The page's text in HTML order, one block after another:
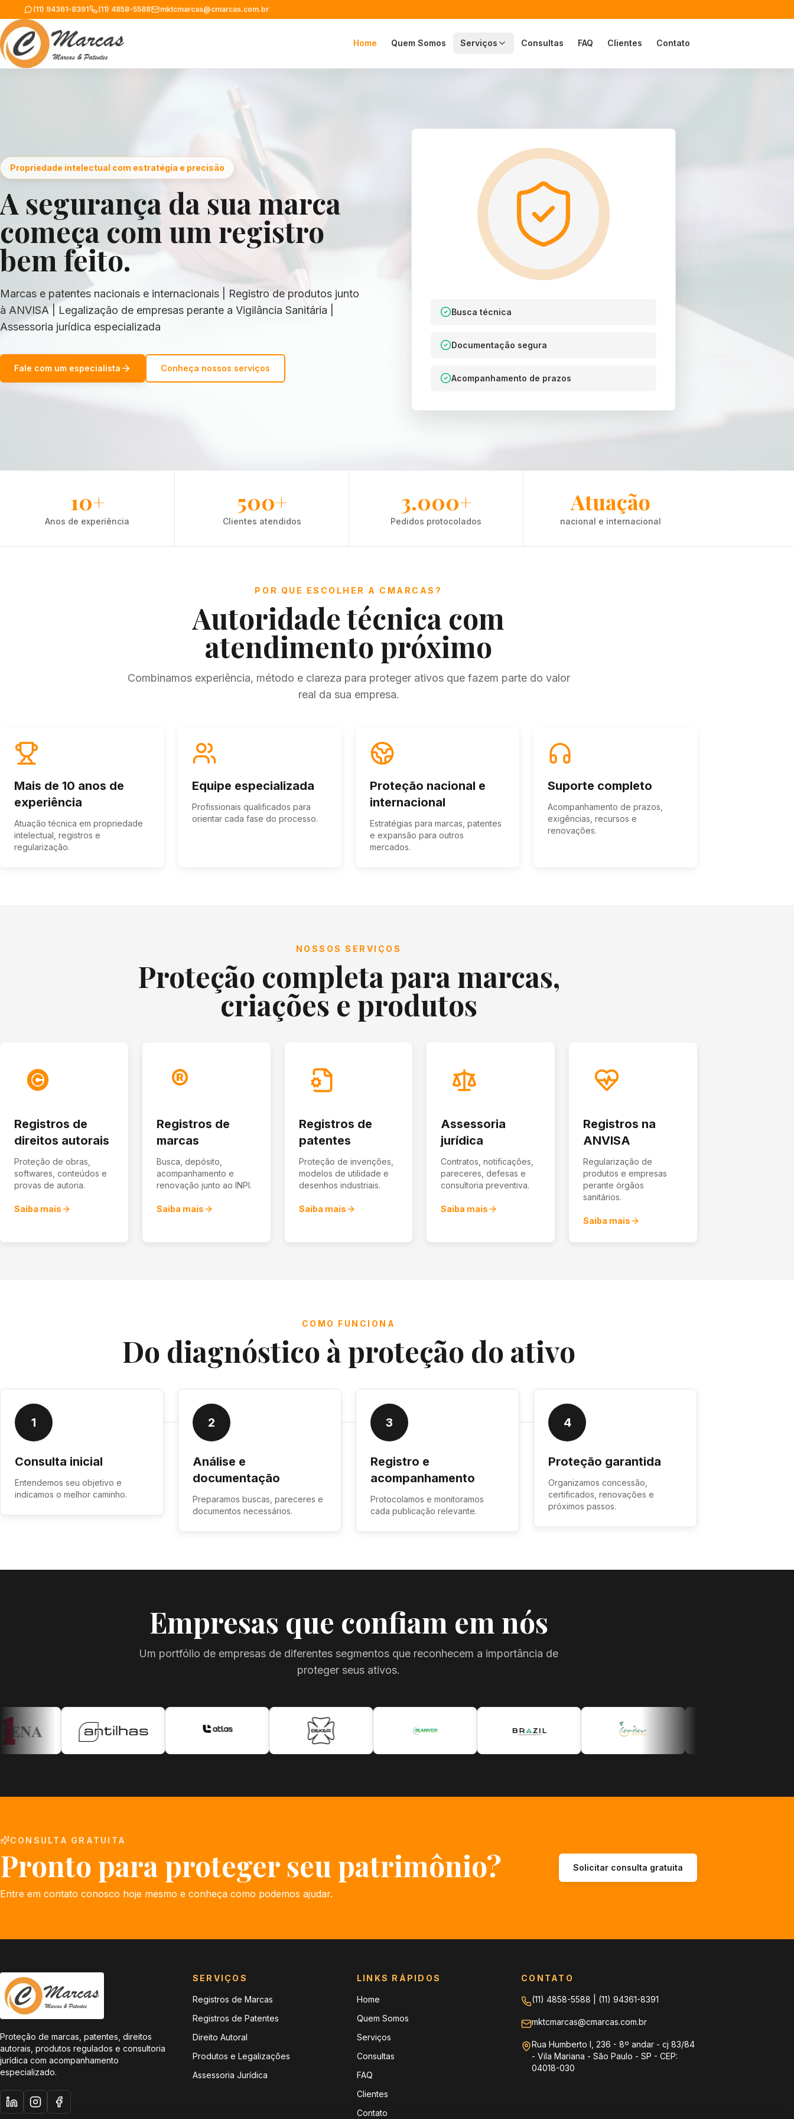
(11) 94361-8391 (11) 4858-5588 mktcmarcas@cmarcas.com.br
Home Quem Somos Serviços Consultas FAQ Clientes Contato
Propriedade intelectual com estratégia e precisão
A segurança da sua marca
começa com um registro
bem feito.
Marcas e patentes nacionais e internacionais | Registro de produtos junto
à ANVISA | Legalização de empresas perante a Vigilância Sanitária |
Assessoria jurídica especializada
Fale com um especialista Conheça nossos serviços
Busca técnica
Documentação segura
Acompanhamento de prazos
10+
Anos de experiência
500+
Clientes atendidos
3.000+
Pedidos protocolados
Atuação
nacional e internacional
POR QUE ESCOLHER A CMARCAS?
Autoridade técnica com
atendimento próximo
Combinamos experiência, método e clareza para proteger ativos que fazem parte do valor
real da sua empresa.
Mais de 10 anos de
experiência
Atuação técnica em propriedade
intelectual, registros e
regularização.
Equipe especializada
Profissionais qualificados para
orientar cada fase do processo.
Proteção nacional e
internacional
Estratégias para marcas, patentes
e expansão para outros
mercados.
Suporte completo
Acompanhamento de prazos,
exigências, recursos e
renovações.
NOSSOS SERVIÇOS
Proteção completa para marcas,
criações e produtos
©
Registros de
direitos autorais
Proteção de obras,
softwares, conteúdos e
provas de autoria.
Saiba mais
®
Registros de
marcas
Busca, depósito,
acompanhamento e
renovação junto ao INPI.
Saiba mais
Registros de
patentes
Proteção de invenções,
modelos de utilidade e
desenhos industriais.
Saiba mais
Assessoria
jurídica
Contratos, notificações,
pareceres, defesas e
consultoria preventiva.
Saiba mais
Registros na
ANVISA
Regularização de
produtos e empresas
perante órgãos
sanitários.
Saiba mais
COMO FUNCIONA
Do diagnóstico à proteção do ativo
1
Consulta inicial
Entendemos seu objetivo e
indicamos o melhor caminho.
2
Análise e
documentação
Preparamos buscas, pareceres e
documentos necessários.
3
Registro e
acompanhamento
Protocolamos e monitoramos
cada publicação relevante.
4
Proteção garantida
Organizamos concessão,
certificados, renovações e
próximos passos.
Empresas que confiam em nós
Um portfólio de empresas de diferentes segmentos que reconhecem a importância de
proteger seus ativos.
CONSULTA GRATUITA
Pronto para proteger seu patrimônio?
Entre em contato conosco hoje mesmo e conheça como podemos ajudar.
Solicitar consulta gratuita
Proteção de marcas, patentes, direitos
autorais, produtos regulados e consultoria
jurídica com acompanhamento
especializado.
SERVIÇOS
Registros de Marcas
Registros de Patentes
Direito Autoral
Produtos e Legalizações
Assessoria Jurídica
LINKS RÁPIDOS
Home
Quem Somos
Serviços
Consultas
FAQ
Clientes
Contato
CONTATO
(11) 4858-5588 (11) 94361-8391
mktcmarcas@cmarcas.com.br
Rua Humberto I, 236 - 8º andar - cj 83/84
- Vila Mariana - São Paulo - SP - CEP:
04018-030